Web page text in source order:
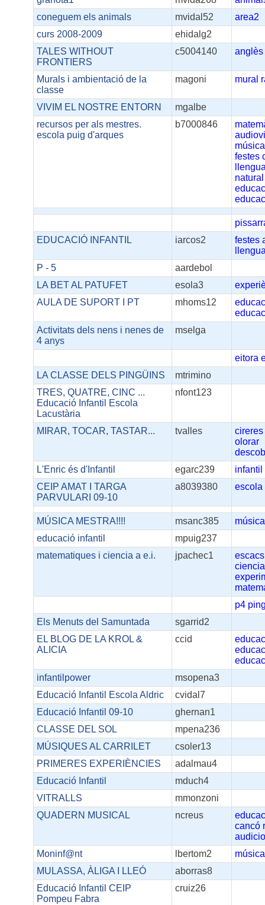
coneguem els animals
mvidal52
area2
curs 2008-2009
ehidalg2
TALES WITHOUT
FRONTIERS
c5004140 anglès
Murals i ambientació de la
classe
magoni mural
VIVIM EL NOSTRE ENTORN
mgalbe
recursos per als mestres.
escola puig d'arques
b7000846
música
festes
natural
EDUCACIÓ INFANTIL
iarcos2 festes
P - 5
aardebol
LA BET AL PATUFET
esola3
AULA DE SUPORT I PT
mhoms12
Activitats dels nens i nenes de
4 anys
mselga
eitora
LA CLASSE DELS PINGÜINS
mtrimino
TRES, QUATRE, CINC ...
Educació Infantil Escola
Lacustària
nfont123
MIRAR, TOCAR, TASTAR... tvalles
cireres
olorar
L'Enric és d'Infantil
egarc239
infantil
CEIP AMAT I TARGA
PARVULARI 09-10
a8039380 escola
MÚSICA MESTRA!!!! msanc385
música
educació infantil
mpuig237
matematiques i ciencia a e.i.
jpachec1
escacs
ciencia
p4
Els Menuts del Samuntada
sgarrid2
EL BLOG DE LA KROL &
ALICIA
ccid
infantilpower
msopena3
Educació Infantil Escola Aldric
cvidal7
Educació Infantil 09-10
ghernan1
CLASSE DEL SOL
mpena236
MÚSIQUES AL CARRILET
csoler13
PRIMERES EXPERIÈNCIES
adalmau4
Educació Infantil
mduch4
VITRALLS
mmonzoni
QUADERN MUSICAL
ncreus
cancó
Moninf@nt
lbertom2
MULASSA, ÀLIGA I LLEÓ
aborras8
Educació Infantil CEIP
Pompeu Fabra
cruiz26